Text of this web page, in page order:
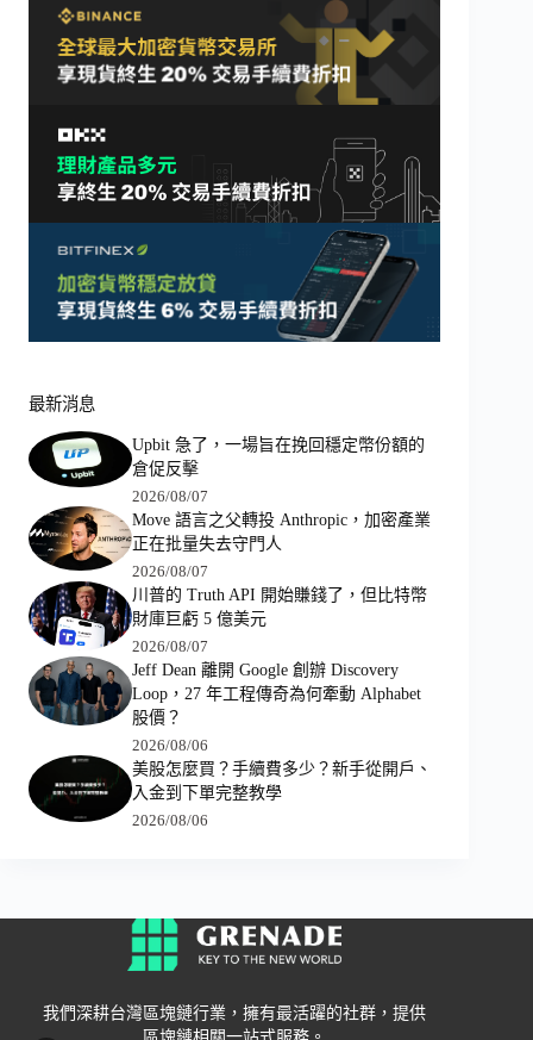
最新消息
Upbit 急了，一場旨在挽回穩定幣份額的
倉促反擊
2026/08/07
Move 語言之父轉投 Anthropic，加密產業
正在批量失去守門人
2026/08/07
川普的 Truth API 開始賺錢了，但比特幣
財庫巨虧 5 億美元
2026/08/07
Jeff Dean 離開 Google 創辦 Discovery
Loop，27 年工程傳奇為何牽動 Alphabet
股價？
2026/08/06
美股怎麼買？手續費多少？新手從開戶、
入金到下單完整教學
2026/08/06
我們深耕台灣區塊鏈行業，擁有最活躍的社群，提供